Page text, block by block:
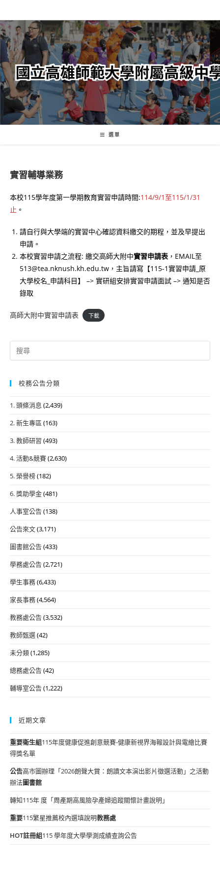
轉
至
主
內
容
選單
實習輔導業務
本校115學年度第一學期教育實習申請時間:114/9/1至115/1/31
止 。
請自行與大學端的實習中心確認資料繳交的期程，並及早提出
申請。
本校實習申請之流程: 繳交高師大附中實習申請表 ，EMAIL至
513@tea.nknush.kh.edu.tw，主旨請寫【115-1實習申請_原
大學校名_申請科目】 –> 實研組安排實習申請面試 –> 通知是否
錄取
高師大附中實習申請表 下載
Search
for:
校務公告分類
1. 頭條消息 (2,439)
2. 新生專區 (163)
3. 教師研習 (493)
4. 活動&競賽(2,630)
5. 榮譽榜(182)
6. 獎助學金(481)
人事室公告(138)
公告來文(3,171)
圖書館公告(433)
學務處公告(2,721)
學生事務(6,433)
家長事務(4,564)
教務處公告(3,532)
教師甄選(42)
未分類(1,285)
總務處公告(42)
輔導室公告(1,222)
近期文章
重要衛生組115年度健康促進創意競賽-健康新視界海報設計與電繪比賽
得獎名單
公告高市圖辦理「2026朗聲大賞：朗讀文本演出影片徵選活動」之活動
辦法圖書館
轉知115年 度「周產期高風險孕產婦追蹤關懷計畫說明」
重要115繁星推薦校內選填說明教務處
HOT註冊組115 學年度大學學測成績查詢公告